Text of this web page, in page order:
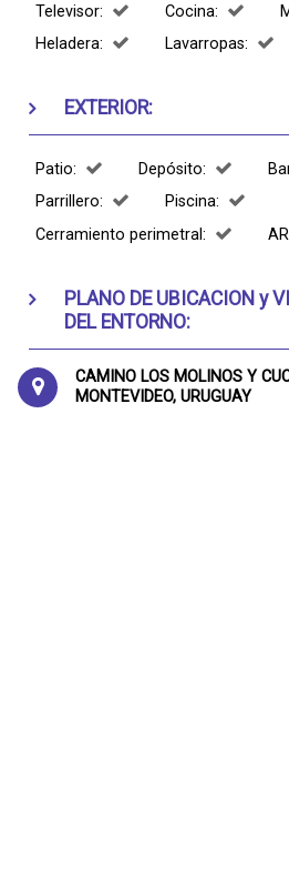
Televisor:
Cocina:
Heladera:
Lavarropas:
EXTERIOR:
Patio: Depósito:
Parrillero:
Piscina:
Cerramiento perimetral:
PLANO DE UBICACION y
DEL ENTORNO:
CAMINO LOS MOLINOS Y
MONTEVIDEO, URUGUAY